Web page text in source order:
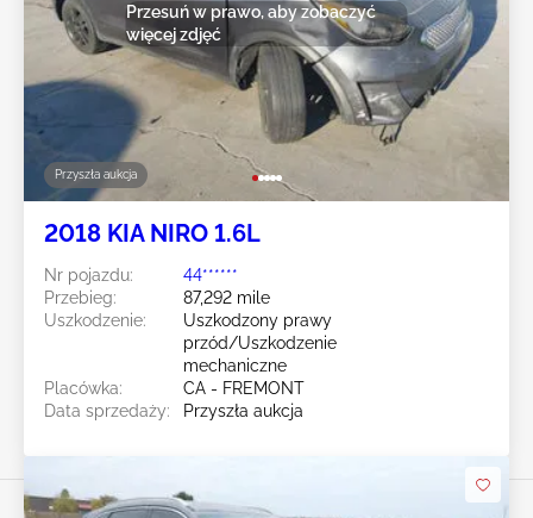
Przyszła aukcja
Przesuń w prawo, aby zobaczyć
więcej zdjęć
2018 KIA NIRO 1.6L
Nr pojazdu:
44******
Przebieg:
87,292 mile
Uszkodzenie:
Uszkodzony prawy
przód/Uszkodzenie
mechaniczne
Placówka:
CA - FREMONT
Data sprzedaży:
Przyszła aukcja